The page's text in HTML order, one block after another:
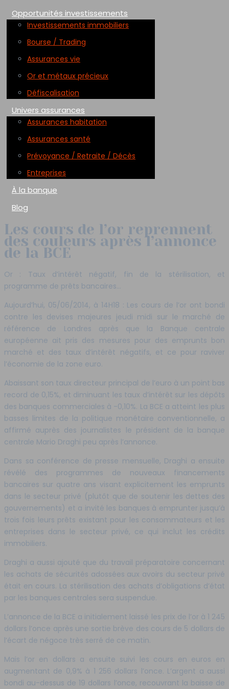
Opportunités investissements
Investissements immobiliers
Bourse / Trading
Assurances vie
Or et métaux précieux
Défiscalisation
Univers assurances
Assurances habitation
Assurances santé
Prévoyance / Retraite / Décès
Entreprises
À la banque
Blog
Les cours de l’or reprennent
des couleurs après l’annonce
de la BCE
Or : Taux d’intérêt négatif, fin de la stérilisation, et
programme de prêts bancaires…
Aujourd’hui, 05/06/2014, à 14H18 : Les cours de l’or ont bondi
contre les devises majeures jeudi midi sur le marché de
référence de Londres après que la Banque centrale
européenne ait pris des mesures pour des emprunts bon
marché et des taux d’intérêt négatifs, et ce pour raviver
l’économie de la zone euro.
Abaissant son taux directeur principal de l’euro à un point bas
record de 0,15%, et diminuant les taux d’intérêt sur les dépôts
des banques commerciales à -0,10%. La BCE a atteint les plus
basses limites de la politique monétaire conventionnelle, a
affirmé auprès des journalistes le président de la banque
centrale Mario Draghi peu après l’annonce.
Dans sa conférence de presse mensuelle, Draghi a ensuite
révélé des programmes de nouveaux financements
bancaires sur quatre ans visant explicitement les emprunts
dans le secteur privé (plutôt que de soutenir les dettes des
gouvernements) et a invité les banques à emprunter jusqu’à
trois fois leurs prêts existant pour les consommateurs et les
entreprises dans le secteur privé, ce qui inclut les crédits
immobiliers.
Draghi a aussi ajouté que du travail préparatoire concernant
les achats de sécurités adossées aux avoirs du secteur privé
était en cours. La stérilisation des achats d’obligations d’état
par les banques centrales sera suspendue.
L’annonce de la BCE a initialement laissé les prix de l’or à 1 245
dollars l’once après une sortie brève des cours de 5 dollars de
l’écart de négoce très serré de ce matin.
Mais l’or en dollars a ensuite suivi les cours en euros en
augmentant de 0,9% à 1 256 dollars l’once. L’argent a aussi
bondi au-dessus de 19 dollars l’once, recouvrant la baisse de